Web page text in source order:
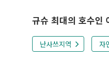
규슈 최대의 호수인
난사쓰지역 자